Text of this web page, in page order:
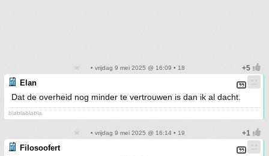
• vrijdag 9 mei 2025 @ 16:09 • 18
Elan
Dat de overheid nog minder te vertrouwen is dan ik al dacht.
blablablabla
• vrijdag 9 mei 2025 @ 16:14 • 19
Filosoofert